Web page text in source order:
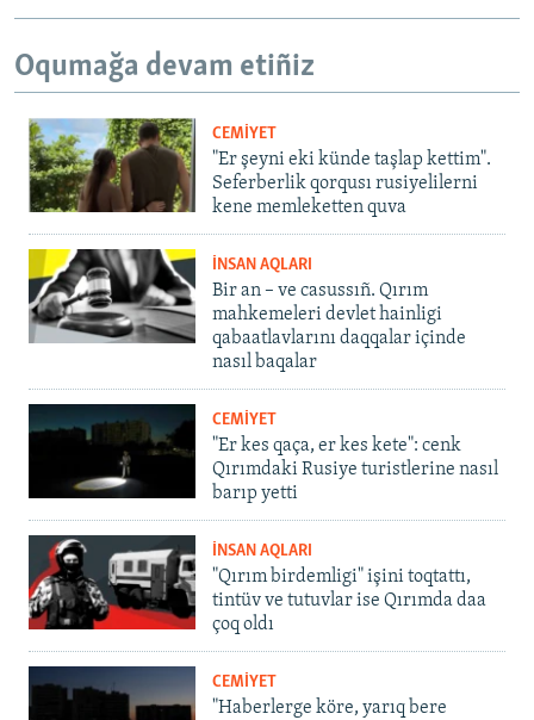
Oqumağa devam etiñiz
CEMİYET
"Er şeyni eki künde taşlap kettim".
Seferberlik qorqusı rusiyelilerni
kene memleketten quva
İNSAN AQLARI
Bir an – ve casussıñ. Qırım
mahkemeleri devlet hainligi
qabaatlavlarını daqqalar içinde
nasıl baqalar
CEMİYET
"Er kes qaça, er kes kete": cenk
Qırımdaki Rusiye turistlerine nasıl
barıp yetti
İNSAN AQLARI
"Qırım birdemligi" işini toqtattı,
tintüv ve tutuvlar ise Qırımda daa
çoq oldı
CEMİYET
"Haberlerge köre, yarıq bere